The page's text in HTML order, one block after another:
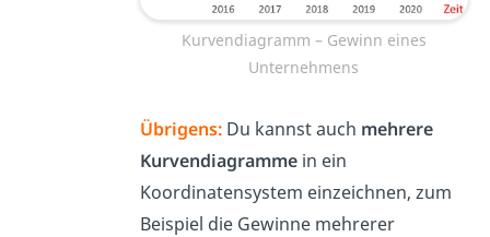
Kurvendiagramm – Gewinn eines
Unternehmens
Übrigens: Du kannst auch mehrere
Kurvendiagrammein ein
Koordinatensystem einzeichnen, zum
Beispiel die Gewinne mehrerer